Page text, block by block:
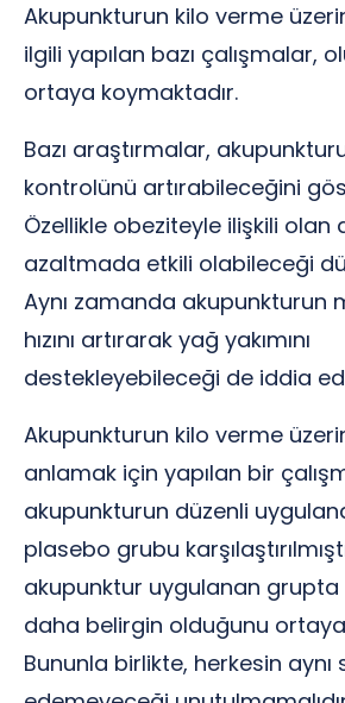
Akupunkturun kilo verme
ilgili yapılan bazı çalışmalar,
ortaya koymaktadır.
Bazı araştırmalar,
kontrolünü artırabileceğini
Özellikle obeziteyle ilişkili olan
azaltmada etkili olabileceği
Aynı zamanda akupunkturun
hızını artırarak yağ yakımını
destekleyebileceği de iddia
Akupunkturun kilo verme
anlamak için yapılan bir
akupunkturun düzenli
plasebo grubu
akupunktur uygulanan grupta
daha belirgin olduğunu
Bununla birlikte, herkesin